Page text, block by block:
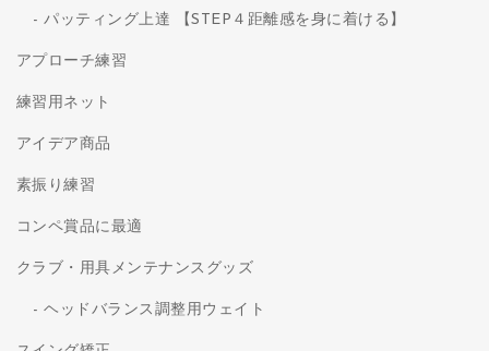
パッティング上達 【STEP４距離感を身に着ける】
アプローチ練習
練習用ネット
アイデア商品
素振り練習
コンペ賞品に最適
クラブ・用具メンテナンスグッズ
ヘッドバランス調整用ウェイト